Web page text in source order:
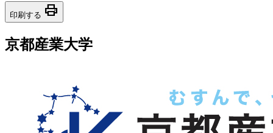
印刷する print
京都産業大学